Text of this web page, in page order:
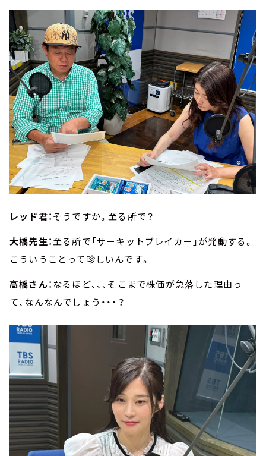
レッド君：そうですか。至る所で？
大橋先生：至る所で「サーキットブレイカー」が発動する。
こういうことって珍しいんです。
高橋さん： なるほど、、、そこまで株価が急落した理由っ
て、なんなんでしょう・・・？